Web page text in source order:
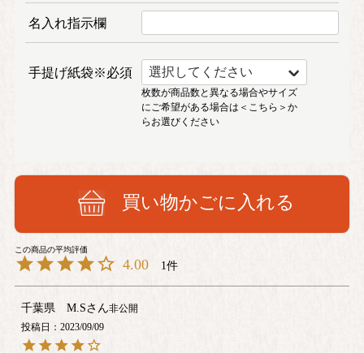
買い物かごに入れる
名入れ指示欄
手提げ紙袋※必須
枚数が商品数と異なる場合やサイズ
にご希望がある場合は ＜こちら＞か
らお選びください
4.00 1
千葉県 M.S
非公開
投稿日
2023/09/09